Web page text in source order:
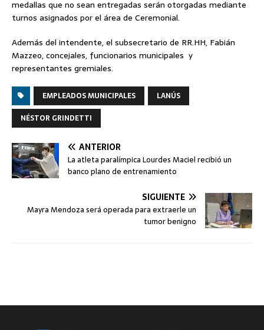
medallas que no sean entregadas serán otorgadas mediante
turnos asignados por el área de Ceremonial.
Además del intendente, el subsecretario de RR.HH, Fabián
Mazzeo, concejales, funcionarios municipales y
representantes gremiales.
EMPLEADOS MUNICIPALES
LANÚS
NÉSTOR GRINDETTI
ANTERIOR
La atleta paralímpica Lourdes Maciel recibió un
banco plano de entrenamiento
SIGUIENTE
Mayra Mendoza será operada para extraerle un
tumor benigno